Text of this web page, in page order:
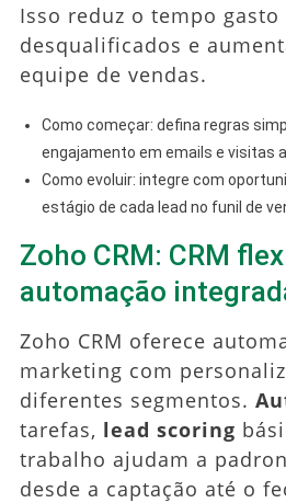
Isso reduz o tempo gasto
desqualificados e
equipe de vendas.
Como começar: defina regras
engajamento em emails e visitas
Como evoluir: integre com
estágio de cada lead no funil de
Zoho CRM: CRM
automação
Zoho CRM oferece
marketing com
diferentes segmentos.
tarefas, lead scoring
trabalho ajudam a
desde a captação até o